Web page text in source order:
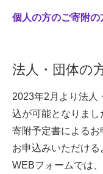
個人の方のご寄附の
法人・団体の
2023年2月より法人
込が可能となりまし
寄附予定書による
お申込みいただける
WEBフォームでは